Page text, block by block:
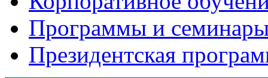
Программы и
Президентская